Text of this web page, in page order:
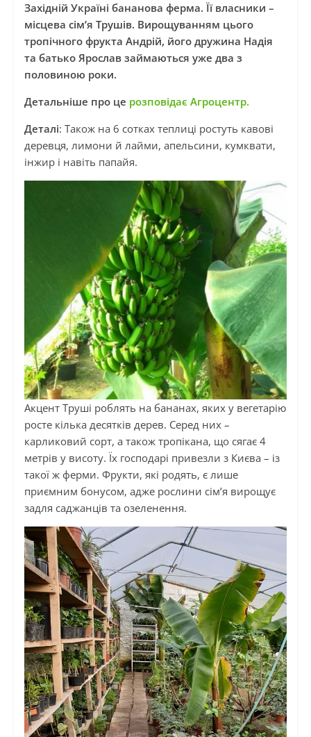
Західній Україні бананова ферма. Її власники –
місцева сім’я Трушів. Вирощуванням цього
тропічного фрукта Андрій, його дружина Надія
та батько Ярослав займаються уже два з
половиною роки.
Детальніше про це розповідає Агроцентр.
Деталі: Також на 6 сотках теплиці ростуть кавові
деревця, лимони й лайми, апельсини, кумквати,
інжир і навіть папайя.
Акцент Труші роблять на бананах, яких у вегетарію
росте кілька десятків дерев. Серед них –
карликовий сорт, а також тропікана, що сягає 4
метрів у висоту. Їх господарі привезли з Києва – із
такої ж ферми. Фрукти, які родять, є лише
приємним бонусом, адже рослини сім’я вирощує
задля саджанців та озеленення.